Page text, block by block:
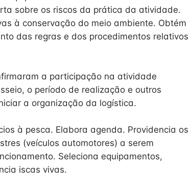
sobre os riscos da prática da atividade.
à conservação do meio ambiente. Obtém
das regras e dos procedimentos relativos
a participação na atividade
o período de realização e outros
a organização da logística.
à pesca. Elabora agenda. Providencia os
(veículos automotores) a serem
Seleciona equipamentos,
iscas vivas.